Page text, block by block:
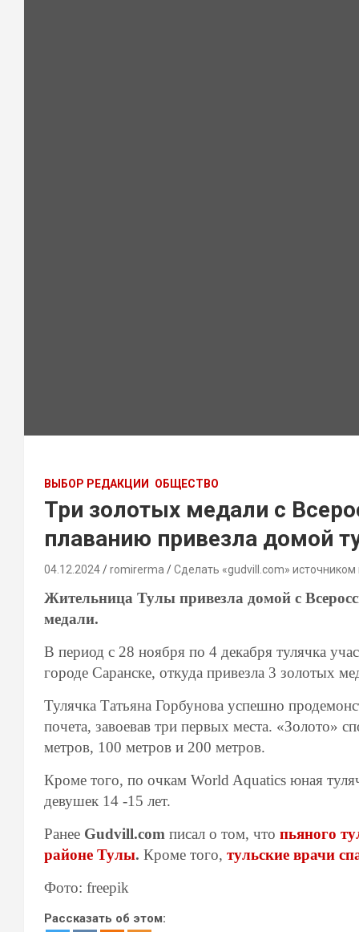
ВЫБОР РЕДАКЦИИ ОБЩЕСТВО
Три золотых медали с
плаванию привезла домой
04.12.2024 romirerma Сделать «gudvill.com» источником
Жительница Тулы привезла домой с
медали.
В период с 28 ноября по 4 декабря тулячка
городе Саранске, откуда привезла 3 золотых
Тулячка Татьяна Горбунова успешно
почета, завоевав три первых места. «Золото»
метров, 100 метров и 200 метров.
Кроме того, по очкам World Aquatics юная
девушек 14 -15 лет.
Ранее Gudvill.com писал о том, что пьяного
районе Тулы. Кроме того, тульские врачи
Фото: freepik
Рассказать об этом: